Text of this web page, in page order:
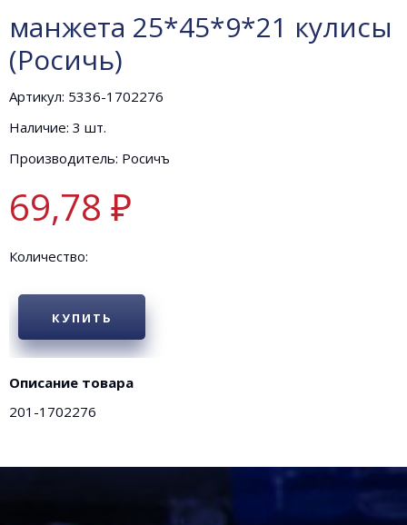
манжета 25*45*9*21 кулисы
(Росичь)
Артикул: 5336-1702276
Наличие: 3 шт.
Производитель: Росичъ
69,78 ₽
Количество:
КУПИТЬ
Описание товара
201-1702276